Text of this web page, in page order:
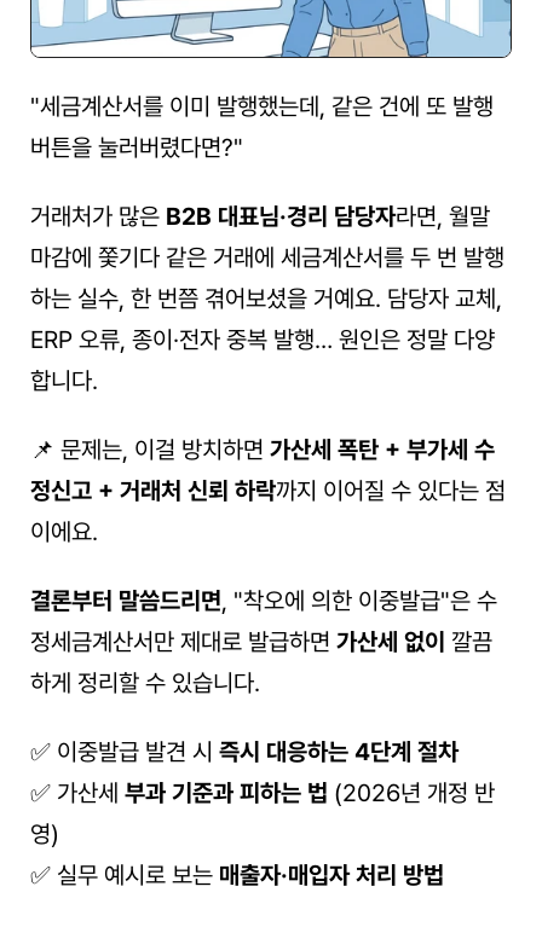
"세금계산서를 이미 발행했는데, 같은 건에 또 발행
버튼을 눌러버렸다면?"
거래처가 많은 B2B 대표님·경리 담당자라면, 월말
마감에 쫓기다 같은 거래에 세금계산서를 두 번 발행
하는 실수, 한 번쯤 겪어보셨을 거예요. 담당자 교체,
ERP 오류, 종이·전자 중복 발행… 원인은 정말 다양
합니다.
📌 문제는, 이걸 방치하면 가산세 폭탄 + 부가세 수
정신고 + 거래처 신뢰 하락까지 이어질 수 있다는 점
이에요.
결론부터 말씀드리면, "착오에 의한 이중발급"은 수
정세금계산서만 제대로 발급하면 가산세 없이 깔끔
하게 정리할 수 있습니다.
✅ 이중발급 발견 시 즉시 대응하는 4단계 절차
✅ 가산세 부과 기준과 피하는 법 (2026년 개정 반
영)
✅ 실무 예시로 보는 매출자·매입자 처리 방법